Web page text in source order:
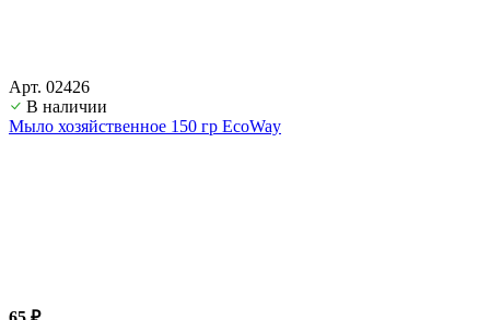
Арт. 02426
В наличии
Мыло хозяйственное 150 гр EcoWay